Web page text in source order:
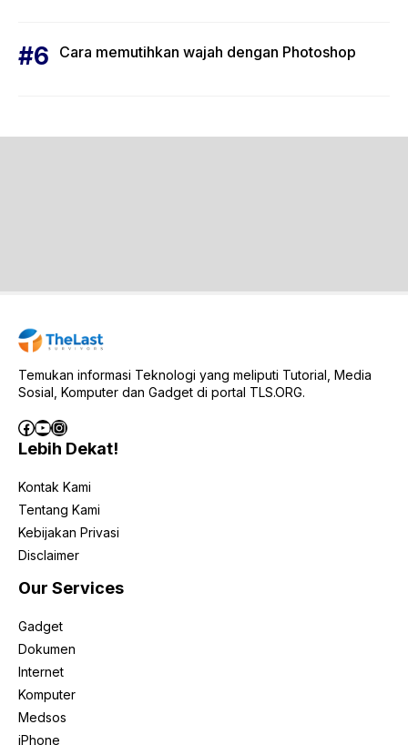
Cara memutihkan wajah dengan Photoshop
Temukan informasi Teknologi yang meliputi Tutorial, Media
Sosial, Komputer dan Gadget di portal TLS.ORG.
Facebook
YouTube
Instagram
Lebih Dekat!
Kontak Kami
Tentang Kami
Kebijakan Privasi
Disclaimer
Our Services
Gadget
Dokumen
Internet
Komputer
Medsos
iPhone